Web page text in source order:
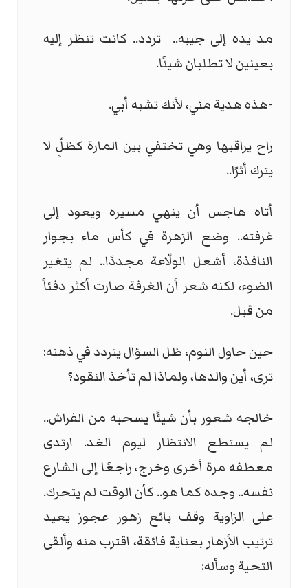
مد يده إلى جيبه.. تردد.. كانت تنظر إليه
بعينين لا تطلبان شيئًا.
-هذه هدية مني، لأنك تشبه أبي.
راح يراقبها وهي تختفي بين المارة كظلٍّ لا
يترك أثرًا..
أتاه هاجس أن ينهي مسيره ويعود إلى
غرفته.. وضع الزهرة في كأس ماء بجوار
النافذة، أشعل الولّاعة مجددًا.. لم يتغير
الضوء، لكنه شعر أن الغرفة صارت أكثر دفئاً
من قبل.
حين حاول النوم، ظل السؤال يتردد في ذهنه:
ترى، أين والدها، ولماذا لم تأخذ النقود؟
خالجه شعور بأن شيئًا يسحبه من الفراش..
لم يستطع الانتظار ليوم الغد. ارتدى
معطفه مرة أخرى وخرج، راجعًا إلى الشارع
نفسه.. وجده كما هو.. كأن الوقت لم يتحرك.
على الزاوية وقف بائع زهور عجوز يعيد
ترتيب الأزهار بعناية فائقة، اقترب منه وألقى
التحية وسأله: